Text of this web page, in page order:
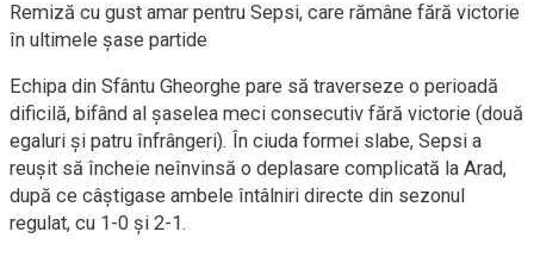
Remiză cu gust amar pentru Sepsi, care rămâne fără victorie
în ultimele șase partide
Echipa din Sfântu Gheorghe pare să traverseze o perioadă
dificilă, bifând al șaselea meci consecutiv fără victorie (două
egaluri și patru înfrângeri). În ciuda formei slabe, Sepsi a
reușit să încheie neînvinsă o deplasare complicată la Arad,
după ce câștigase ambele întâlniri directe din sezonul
regulat, cu 1-0 și 2-1.